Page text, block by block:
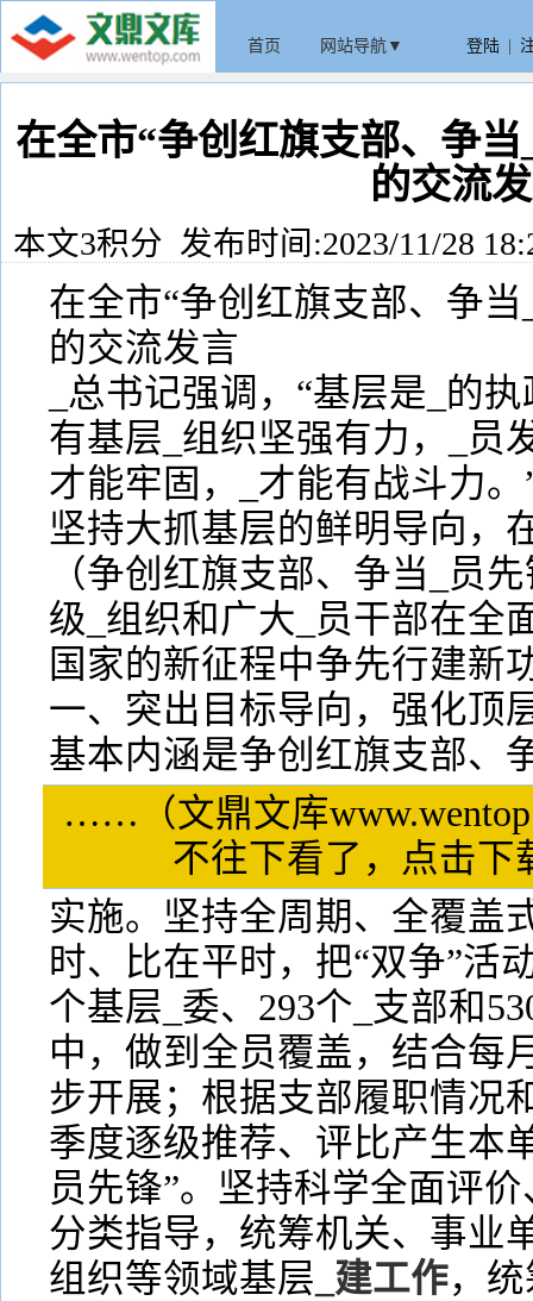
首页 网站导航▼ 登陆
在全市“争创红旗支部、争
的交流
本文3积分 发布时间:2023/11/28
在全市“争创红旗支部、争
的交流发言
_总书记强调，“基层是_的
有基层_组织坚强有力，_员
才能牢固，_才能有战斗力
坚持大抓基层的鲜明导向，
（争创红旗支部、争当_员
级_组织和广大_员干部在全
国家的新征程中争先行建新
一、突出目标导向，强化顶
基本内涵是争创红旗支部、
……（文鼎文库
不往下看了，点击
实施。坚持全周期、全覆盖
时、比在平时，把“双争”活
个基层_委、293个_支部和
中，做到全员覆盖，结合每
步开展；根据支部履职情况
季度逐级推荐、评比产生本
员先锋”。坚持科学全面评
分类指导，统筹机关、事业
组织等领域基层 _建工作，